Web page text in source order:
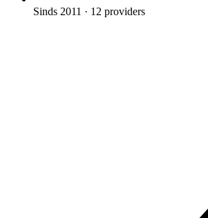
Sinds 2011 · 12 providers